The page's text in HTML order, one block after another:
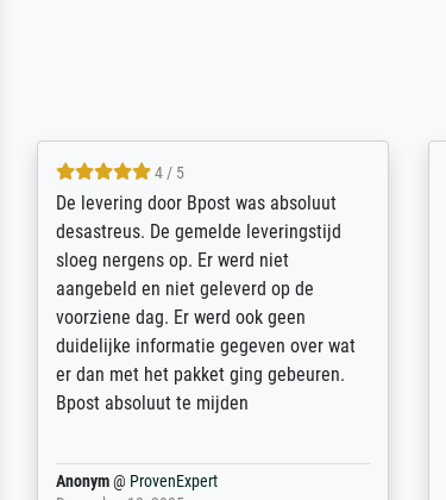
5 / 5
Sehr gute Qualität des Leinwanddrucks
und des Rahmens! Unser Bild wurde
sehr sorgfältig und sicher verpackt, so
dass es unbeschadet bei uns ankam. Es
wird nicht unser letzter Meisterdruck
sein. Vielen Dank!
Reinhold,@ProvenExpert